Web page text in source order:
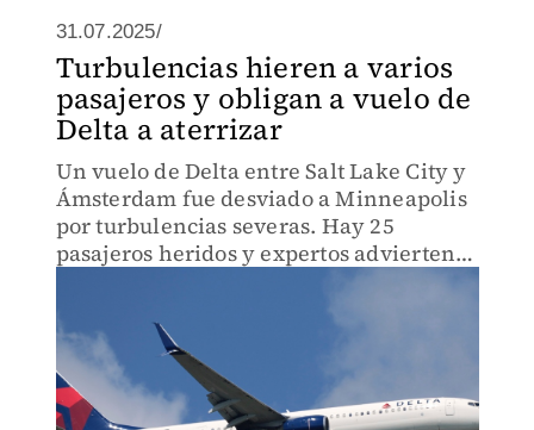
31.07.2025/
Turbulencias hieren a varios
pasajeros y obligan a vuelo de
Delta a aterrizar
Un vuelo de Delta entre Salt Lake City y
Ámsterdam fue desviado a Minneapolis
por turbulencias severas. Hay 25
pasajeros heridos y expertos advierten
que estos casos podrían aumentar por el